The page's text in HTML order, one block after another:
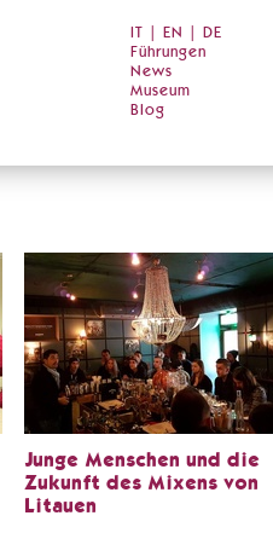
IT EN
DE
Führungen
News
Museum
Blog
Junge Menschen und die
Zukunft des Mixens von
Litauen